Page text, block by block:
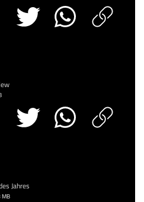
Jahres
MB